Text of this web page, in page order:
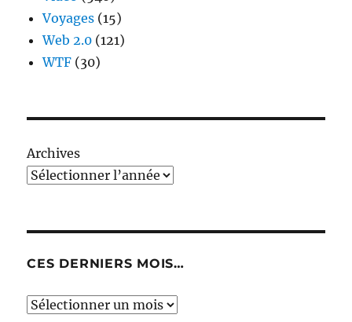
Voyages (15)
Web 2.0 (121)
WTF (30)
Archives
CES DERNIERS MOIS…
Ces